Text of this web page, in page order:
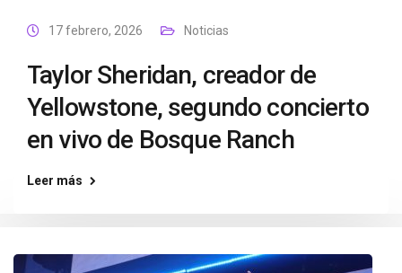
17 febrero, 2026 Noticias
Taylor Sheridan, creador de
Yellowstone, segundo concierto
en vivo de Bosque Ranch
Leer más